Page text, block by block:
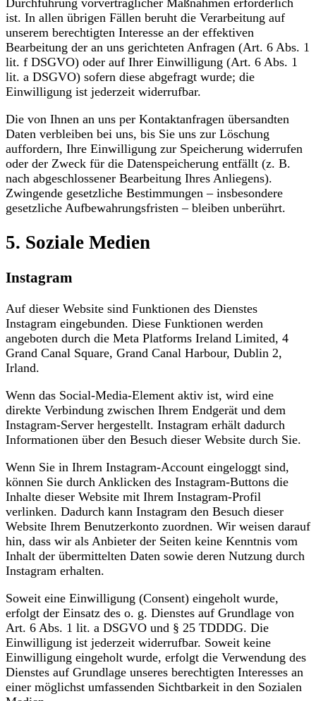
Durchführung vorvertraglicher Maßnahmen erforderlich
ist. In allen übrigen Fällen beruht die Verarbeitung auf
unserem berechtigten Interesse an der effektiven
Bearbeitung der an uns gerichteten Anfragen (Art. 6 Abs. 1
lit. f DSGVO) oder auf Ihrer Einwilligung (Art. 6 Abs. 1
lit. a DSGVO) sofern diese abgefragt wurde; die
Einwilligung ist jederzeit widerrufbar.
Die von Ihnen an uns per Kontaktanfragen übersandten
Daten verbleiben bei uns, bis Sie uns zur Löschung
auffordern, Ihre Einwilligung zur Speicherung widerrufen
oder der Zweck für die Datenspeicherung entfällt (z. B.
nach abgeschlossener Bearbeitung Ihres Anliegens).
Zwingende gesetzliche Bestimmungen – insbesondere
gesetzliche Aufbewahrungsfristen – bleiben unberührt.
5. Soziale Medien
Instagram
Auf dieser Website sind Funktionen des Dienstes
Instagram eingebunden. Diese Funktionen werden
angeboten durch die Meta Platforms Ireland Limited, 4
Grand Canal Square, Grand Canal Harbour, Dublin 2,
Irland.
Wenn das Social-Media-Element aktiv ist, wird eine
direkte Verbindung zwischen Ihrem Endgerät und dem
Instagram-Server hergestellt. Instagram erhält dadurch
Informationen über den Besuch dieser Website durch Sie.
Wenn Sie in Ihrem Instagram-Account eingeloggt sind,
können Sie durch Anklicken des Instagram-Buttons die
Inhalte dieser Website mit Ihrem Instagram-Profil
verlinken. Dadurch kann Instagram den Besuch dieser
Website Ihrem Benutzerkonto zuordnen. Wir weisen darauf
hin, dass wir als Anbieter der Seiten keine Kenntnis vom
Inhalt der übermittelten Daten sowie deren Nutzung durch
Instagram erhalten.
Soweit eine Einwilligung (Consent) eingeholt wurde,
erfolgt der Einsatz des o. g. Dienstes auf Grundlage von
Art. 6 Abs. 1 lit. a DSGVO und § 25 TDDDG. Die
Einwilligung ist jederzeit widerrufbar. Soweit keine
Einwilligung eingeholt wurde, erfolgt die Verwendung des
Dienstes auf Grundlage unseres berechtigten Interesses an
einer möglichst umfassenden Sichtbarkeit in den Sozialen